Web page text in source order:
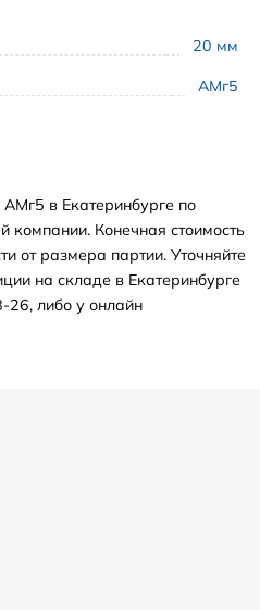
20 мм
АМг5
в Екатеринбурге по
компании. Конечная стоимость
от размера партии. Уточняйте
на складе в Екатеринбурге
либо у онлайн